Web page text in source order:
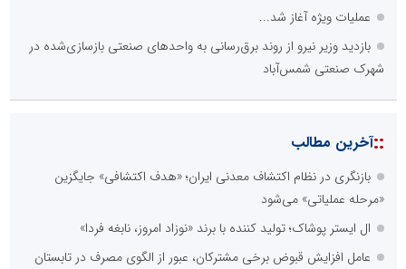
عملیات ویژه آغاز شد...
بازدید وزیر نیرو از روند برق‌رسانی به واحدهای صنعتی بازسازی‌شده در
شهرک صنعتی شمس‌آباد
::آخرین مطالب
بازنگری در نظام اکتشاف معدنی ایران؛ «هدف اکتشافی» جایگزین
«مرحله عملیاتی» می‌شود
ال ایستر پوشاک؛ تولید کننده با برند «نوزاد امروز، نابغه فردا»
عامل افزایش قبوض برخی مشترکان، عبور از الگوی مصرف در تابستان